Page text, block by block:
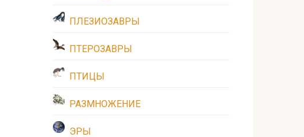
ПЛЕЗИОЗАВРЫ
ПТЕРОЗАВРЫ
ПТИЦЫ
РАЗМНОЖЕНИЕ
ЭРЫ